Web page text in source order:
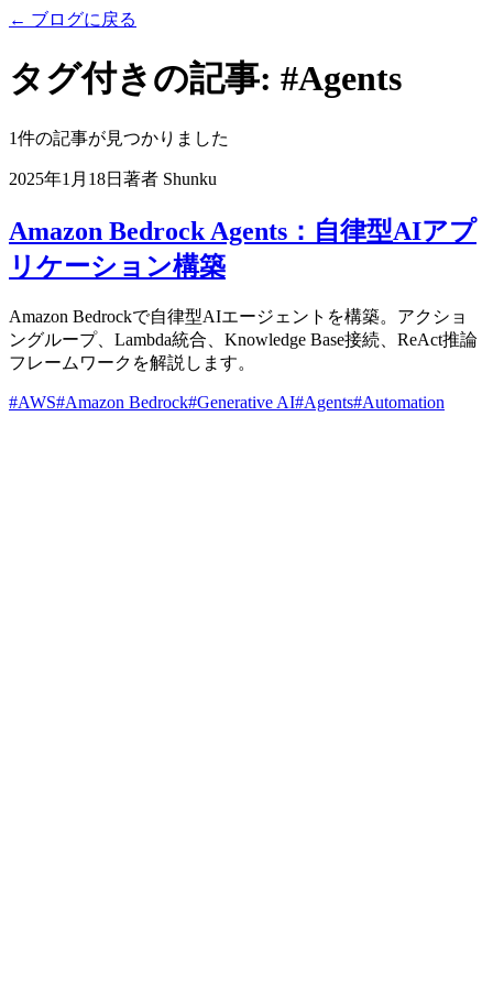
← ブログに戻る
タグ付きの記事: #Agents
1件の記事が見つかりました
2025年1月18日 著者 Shunku
Amazon Bedrock Agents：自律型AIアプ
リケーション構築
Amazon Bedrockで自律型AIエージェントを構築。アクショ
ングループ、Lambda統合、Knowledge Base接続、ReAct推論
フレームワークを解説します。
#AWS#Amazon Bedrock#Generative AI#Agents#Automation